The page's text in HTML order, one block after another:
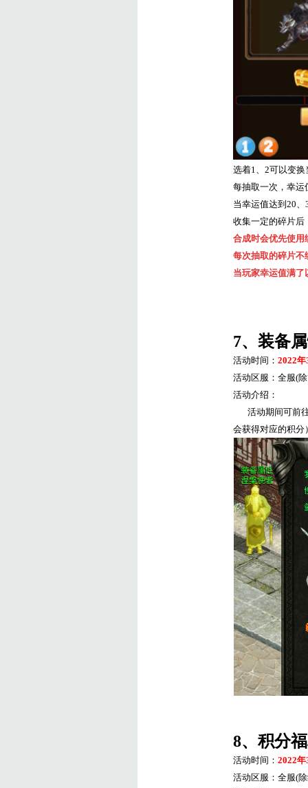
选着1、 2可以变换
每抽取一次，幸运
当幸运值达到 20、
收集一定的碎片后
合成时会优先使用
每次抽取的碎片不
当玩家幸运值满
7、装备
活动时间： 2022年
活动区服：全服(
活动介绍：
活动期间可前
会获得对应的积分
8、积分
活动时间： 2022年
活动区服：全服(